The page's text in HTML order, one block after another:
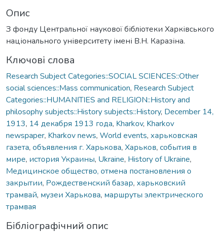
Опис
З фонду Центральної наукової бібліотеки Харківського
національного університету імені В.Н. Каразіна.
Ключові слова
Research Subject Categories::SOCIAL SCIENCES::Other
social sciences::Mass communication, Research Subject
Categories::HUMANITIES and RELIGION::History and
philosophy subjects::History subjects::History, December 14,
1913, 14 декабря 1913 года, Kharkov, Kharkov
newspaper, Kharkov news, World events, харьковская
газета, объявления г. Харькова, Харьков, события в
мире, история Украины, Ukraine, History of Ukraine,
Медицинское общество, отмена постановления о
закрытии, Рождественский базар, харьковский
трамвай, музеи Харькова, маршруты электрического
трамвая
Бібліографічний опис